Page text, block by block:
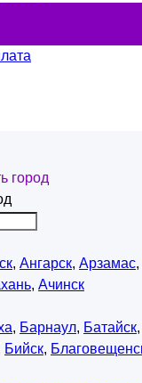
город
, Ангарск, Арзамас,
, Ачинск
, Барнаул, Батайск,
Бийск,